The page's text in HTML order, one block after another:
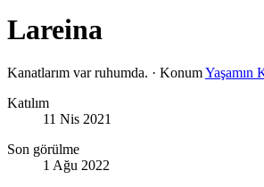
Lareina
Kanatlarım var ruhumda. · KonumYaşamın
Katılım
11 Nis 2021
Son görülme
1 Ağu 2022